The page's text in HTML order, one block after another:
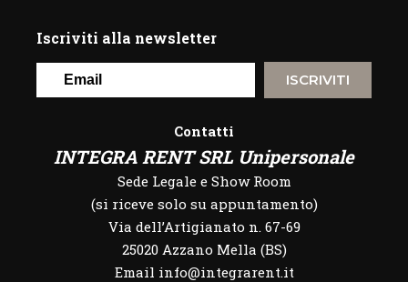
Iscriviti alla newsletter
ISCRIVITI
Contatti
INTEGRA RENT SRL Unipersonale
Sede Legale e Show Room
(si riceve solo su appuntamento)
Via dell’Artigianato n. 67-69
25020 Azzano Mella (BS)
Email info@integrarent.it